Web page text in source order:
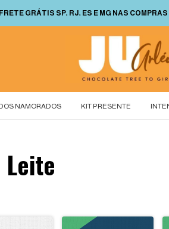
FRETE GRÁTIS SP, RJ, ES E MG NAS
NAMORADOS KIT PRESENTE